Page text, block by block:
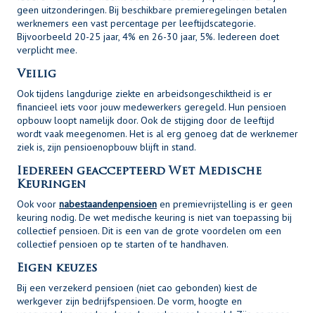
geen uitzonderingen. Bij beschikbare premieregelingen betalen
werknemers een vast percentage per leeftijdscategorie.
Bijvoorbeeld 20-25 jaar, 4% en 26-30 jaar, 5%. Iedereen doet
verplicht mee.
Veilig
Ook tijdens langdurige ziekte en arbeidsongeschiktheid is er
financieel iets voor jouw medewerkers geregeld. Hun pensioen
opbouw loopt namelijk door. Ook de stijging door de leeftijd
wordt vaak meegenomen. Het is al erg genoeg dat de werknemer
ziek is, zijn pensioenopbouw blijft in stand.
Iedereen geaccepteerd Wet Medische
Keuringen
Ook voor nabestaandenpensioen en premievrijstelling is er geen
keuring nodig. De wet medische keuring is niet van toepassing bij
collectief pensioen. Dit is een van de grote voordelen om een
collectief pensioen op te starten of te handhaven.
Eigen keuzes
Bij een verzekerd pensioen (niet cao gebonden) kiest de
werkgever zijn bedrijfspensioen. De vorm, hoogte en